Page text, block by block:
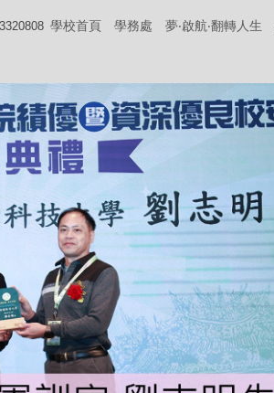
學校首頁 學務處 夢‧啟航‧翻轉人生